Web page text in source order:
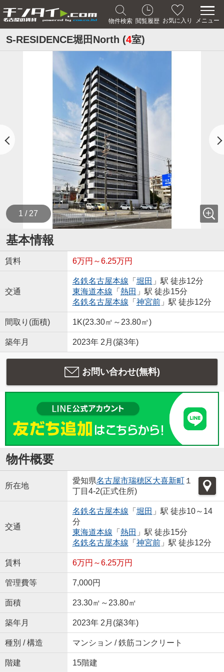
物件検索 閲覧履歴 お気に入り メニュー
S-RESIDENCE堀田North (4室)
1 / 27
基本情報
賃料 6万円～6.25万円
交通
名鉄名古屋本線 「 堀田 」駅 徒歩12分
東海道本線 「 熱田 」駅 徒歩15分
名鉄名古屋本線 「 神宮前」駅 徒歩12分
間取り(面積) 1K(23.30㎡～23.80㎡)
築年月 2023年 2月(築3年)
お問い合わせ(無料)
物件概要
所在地
愛知県名古屋市瑞穂区大喜新町１
丁目4-2(正式住所)
交通
名鉄名古屋本線 「 堀田 」駅 徒歩10～14
分
東海道本線 「 熱田 」駅 徒歩15分
名鉄名古屋本線 「 神宮前」駅 徒歩12分
賃料 6万円～6.25万円
管理費等 7,000円
面積 23.30㎡～23.80㎡
築年月 2023年 2月(築3年)
種別 / 構造 マンション / 鉄筋コンクリート
階建 15階建